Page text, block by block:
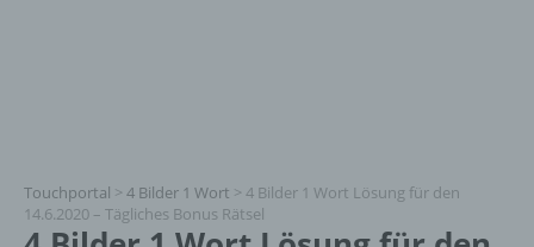
Touchportal > 4 Bilder 1 Wort > 4 Bilder 1 Wort Lösung für den
14.6.2020 – Tägliches Bonus Rätsel